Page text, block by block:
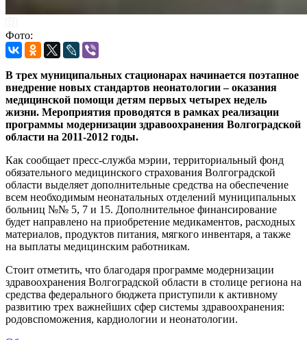
Фото:
В трех муниципальных стационарах начинается поэтапное
внедрение новых стандартов неонатологии – оказания
медицинской помощи детям первых четырех недель
жизни. Мероприятия проводятся в рамках реализации
программы модернизации здравоохранения Волгоградской
области на 2011-2012 годы.
Как сообщает пресс-служба мэрии, территориальный фонд
обязательного медицинского страхования Волгоградской
области выделяет дополнительные средства на обеспечение
всем необходимым неонатальных отделений муниципальных
больниц №№ 5, 7 и 15. Дополнительное финансирование
будет направлено на приобретение медикаментов, расходных
материалов, продуктов питания, мягкого инвентаря, а также
на выплаты медицинским работникам.
Стоит отметить, что благодаря программе модернизации
здравоохранения Волгоградской области в столице региона на
средства федерального бюджета приступили к активному
развитию трех важнейших сфер системы здравоохранения:
родовспоможения, кардиологии и неонатологии.